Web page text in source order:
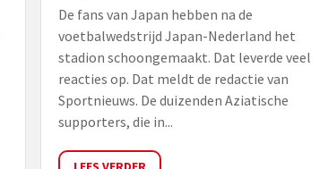
De fans van Japan hebben na de
voetbalwedstrijd Japan-Nederland het
stadion schoongemaakt. Dat leverde veel
reacties op. Dat meldt de redactie van
Sportnieuws. De duizenden Aziatische
supporters, die in...